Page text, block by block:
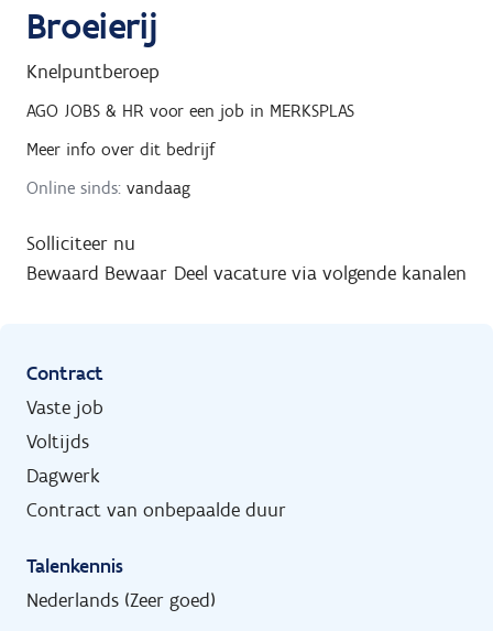
Broeierij
Knelpuntberoep
AGO JOBS & HR voor een job in MERKSPLAS
Meer info over dit bedrijf
Online sinds: vandaag
Solliciteer nu
Bewaard Bewaar Deel vacature via volgende kanalen
Contract
Vaste job
Voltijds
Dagwerk
Contract van onbepaalde duur
Talenkennis
Nederlands (Zeer goed)